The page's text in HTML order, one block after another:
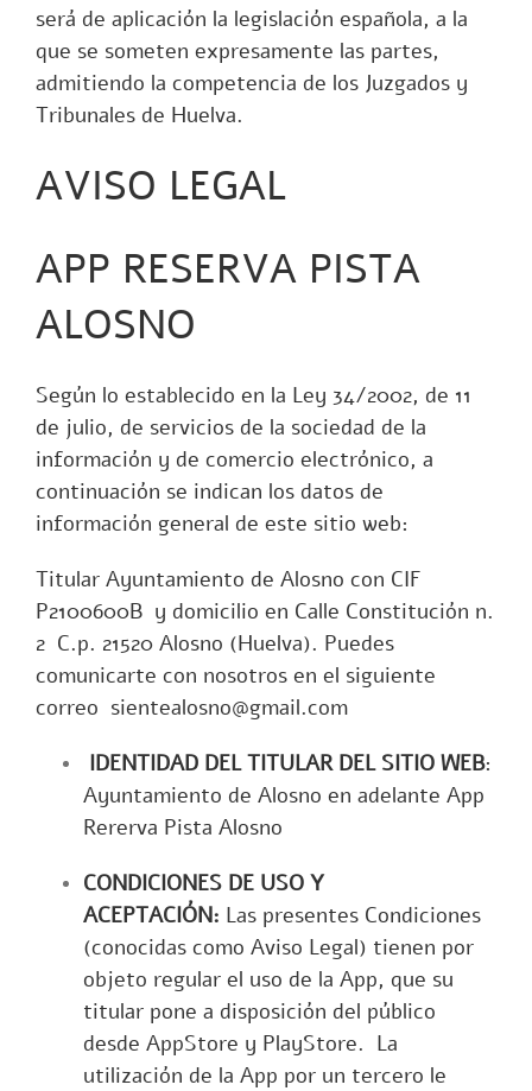
será de aplicación la legislación española, a la
que se someten expresamente las partes,
admitiendo la competencia de los Juzgados y
Tribunales de Huelva.
AVISO LEGAL
APP RESERVA PISTA
ALOSNO
Según lo establecido en la Ley 34/2002, de 11
de julio, de servicios de la sociedad de la
información y de comercio electrónico, a
continuación se indican los datos de
información general de este sitio web:
Titular Ayuntamiento de Alosno con CIF
P2100600B y domicilio en Calle Constitución n.
2 C.p. 21520 Alosno (Huelva). Puedes
comunicarte con nosotros en el siguiente
correo sientealosno@gmail.com
IDENTIDAD DEL TITULAR DEL SITIO WEB:
Ayuntamiento de Alosno en adelante App
Rererva Pista Alosno
CONDICIONES DE USO Y
ACEPTACIÓN: Las presentes Condiciones
(conocidas como Aviso Legal) tienen por
objeto regular el uso de la App, que su
titular pone a disposición del público
desde AppStore y PlayStore. La
utilización de la App por un tercero le